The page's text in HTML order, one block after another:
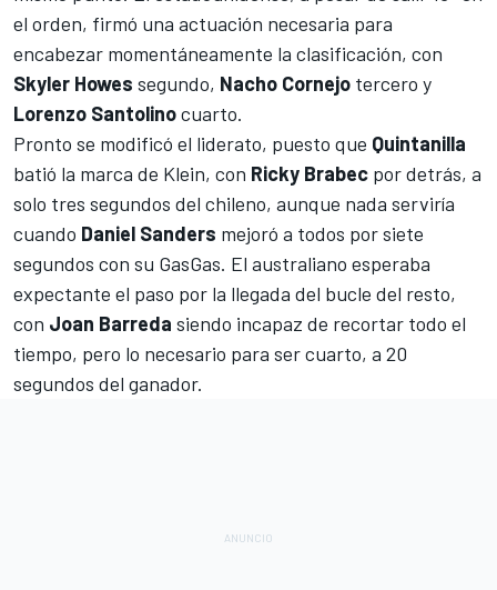
el orden, firmó una actuación necesaria para
encabezar momentáneamente la clasificación, con
Skyler Howes segundo, Nacho Cornejo tercero y
Lorenzo Santolinocuarto.
Pronto se modificó el liderato, puesto que Quintanilla
batió la marca de Klein, con Ricky Brabec por detrás, a
solo tres segundos del chileno, aunque nada serviría
cuando Daniel Sanders mejoró a todos por siete
segundos con su GasGas. El australiano esperaba
expectante el paso por la llegada del bucle del resto,
con Joan Barreda siendo incapaz de recortar todo el
tiempo, pero lo necesario para ser cuarto, a 20
segundos del ganador.